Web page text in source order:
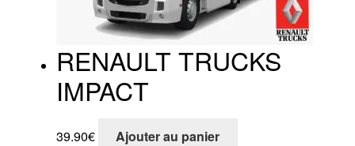
RENAULT TRUCKS
IMPACT
39.90€ Ajouter au panier